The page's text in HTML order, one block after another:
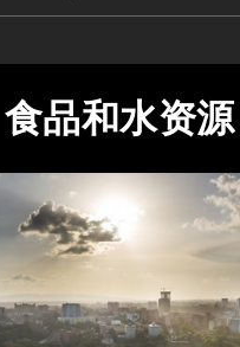
食品和水资源